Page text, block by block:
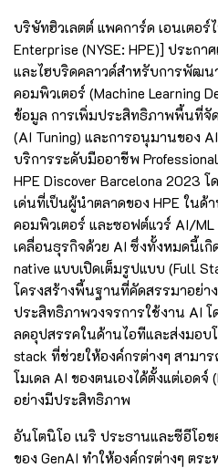
บริษัทฮิวเลตต์ แพคการ์ด เอนเตอร์
Enterprise (NYSE: HPE)] ประก
และไฮบริดคลาวด์สำหรับการพัฒน
คอมพิวเตอร์ (Machine Learning
ข้อมูล การเพิ่มประสิทธิภาพพื้นที่จั
(AI Tuning) และการอนุมานของ
บริการระดับมืออาชีพ
HPE Discover Barcelona 2023
เด่นที่เป็นผู้นำตลาดของ HPE ในด้
คอมพิวเตอร์ และซอฟต์แวร์ AI/
เคลื่อนธุรกิจด้วย AI ซึ่งทั้งหมดนี้เ
native แบบเปิดเต็มรูปแบบ (Full
โครงสร้างพื้นฐานที่คัดสรรมาอย่า
ประสิทธิภาพวงจรการใช้งาน AI
ลดอุปสรรคในด้านไอทีและส่งมอบ
stack ที่ช่วยให้องค์กรต่างๆ สามา
โมเดล AI ของตนเองได้ตั้งแต่เอดจ์
อย่างมีประสิทธิภาพ
อันโตนิโอ เนริ ประธานและซีอีโอข
ของ GenAI ทำให้องค์กรต่างๆ ตร